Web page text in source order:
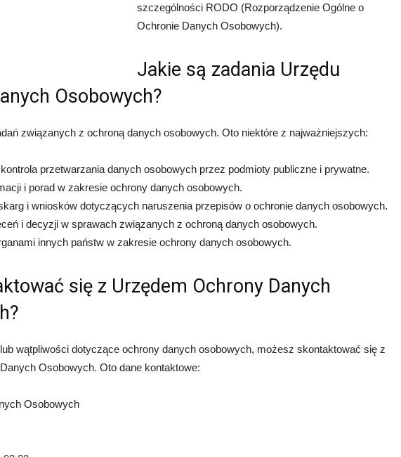
szczególności RODO (Rozporządzenie Ogólne o
Ochronie Danych Osobowych).
Jakie są zadania Urzędu
Osobowych?
związanych z ochroną danych osobowych. Oto niektóre z najważniejszych:
przetwarzania danych osobowych przez podmioty publiczne i prywatne.
i porad w zakresie ochrony danych osobowych.
i wniosków dotyczących naruszenia przepisów o ochronie danych osobowych.
i decyzji w sprawach związanych z ochroną danych osobowych.
innych państw w zakresie ochrony danych osobowych.
się z Urzędem Ochrony Danych
wątpliwości dotyczące ochrony danych osobowych, możesz skontaktować się z
Osobowych. Oto dane kontaktowe:
Osobowych